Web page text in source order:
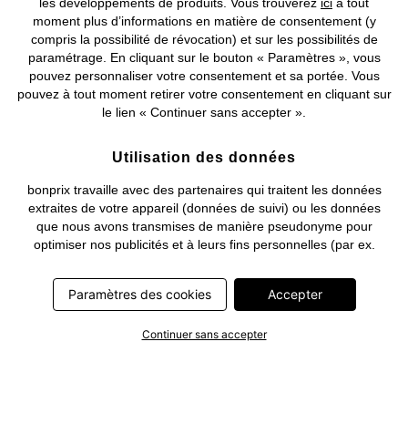
Deutsch Français
moment plus d’informations en matière de consentement (y
compris la possibilité de révocation) et sur les possibilités de
paramétrage. En cliquant sur le bouton « Paramètres », vous
pouvez personnaliser votre consentement et sa portée. Vous
pouvez à tout moment retirer votre consentement en cliquant sur
le lien « Continuer sans accepter ».
Utilisation des données
bonprix travaille avec des partenaires qui traitent les données
extraites de votre appareil (données de suivi) ou les données
que nous avons transmises de manière pseudonyme pour
optimiser nos publicités et à leurs fins personnelles (par ex.
cadre, non seulement la collecte des données de suivi ou la
transmission de vos données pseudonymisées mais également
nécessitent un consentement. Les données de suivi seront alors
Paramètres des cookies Accepter
Continuer sans accepter